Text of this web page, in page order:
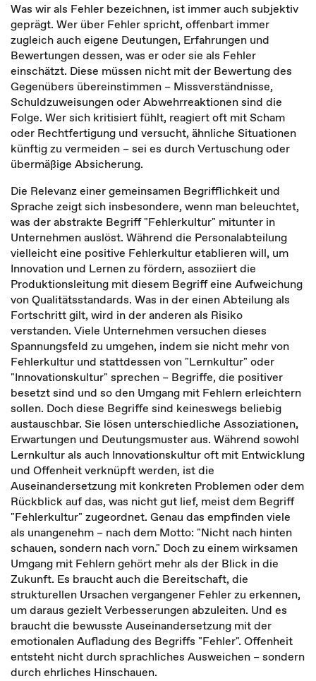
Was wir als Fehler bezeichnen, ist immer auch subjektiv
geprägt. Wer über Fehler spricht, offenbart immer
zugleich auch eigene Deutungen, Erfahrungen und
Bewertungen dessen, was er oder sie als Fehler
einschätzt. Diese müssen nicht mit der Bewertung des
Gegenübers übereinstimmen – Missverständnisse,
Schuldzuweisungen oder Abwehrreaktionen sind die
Folge. Wer sich kritisiert fühlt, reagiert oft mit Scham
oder Rechtfertigung und versucht, ähnliche Situationen
künftig zu vermeiden – sei es durch Vertuschung oder
übermäßige Absicherung.
Die Relevanz einer gemeinsamen Begrifflichkeit und
Sprache zeigt sich insbesondere, wenn man beleuchtet,
was der abstrakte Begriff "Fehlerkultur" mitunter in
Unternehmen auslöst. Während die Personalabteilung
vielleicht eine positive Fehlerkultur etablieren will, um
Innovation und Lernen zu fördern, assoziiert die
Produktionsleitung mit diesem Begriff eine Aufweichung
von Qualitätsstandards. Was in der einen Abteilung als
Fortschritt gilt, wird in der anderen als Risiko
verstanden. Viele Unternehmen versuchen dieses
Spannungsfeld zu umgehen, indem sie nicht mehr von
Fehlerkultur und stattdessen von "Lernkultur" oder
"Innovationskultur" sprechen – Begriffe, die positiver
besetzt sind und so den Umgang mit Fehlern erleichtern
sollen. Doch diese Begriffe sind keineswegs beliebig
austauschbar. Sie lösen unterschiedliche Assoziationen,
Erwartungen und Deutungsmuster aus. Während sowohl
Lernkultur als auch Innovationskultur oft mit Entwicklung
und Offenheit verknüpft werden, ist die
Auseinandersetzung mit konkreten Problemen oder dem
Rückblick auf das, was nicht gut lief, meist dem Begriff
"Fehlerkultur" zugeordnet. Genau das empfinden viele
als unangenehm – nach dem Motto: "Nicht nach hinten
schauen, sondern nach vorn." Doch zu einem wirksamen
Umgang mit Fehlern gehört mehr als der Blick in die
Zukunft. Es braucht auch die Bereitschaft, die
strukturellen Ursachen vergangener Fehler zu erkennen,
um daraus gezielt Verbesserungen abzuleiten. Und es
braucht die bewusste Auseinandersetzung mit der
emotionalen Aufladung des Begriffs "Fehler". Offenheit
entsteht nicht durch sprachliches Ausweichen – sondern
durch ehrliches Hinschauen.